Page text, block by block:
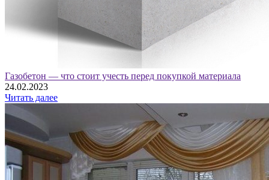
Газобетон — что стоит учесть перед покупкой материала
24.02.2023
Читать далее